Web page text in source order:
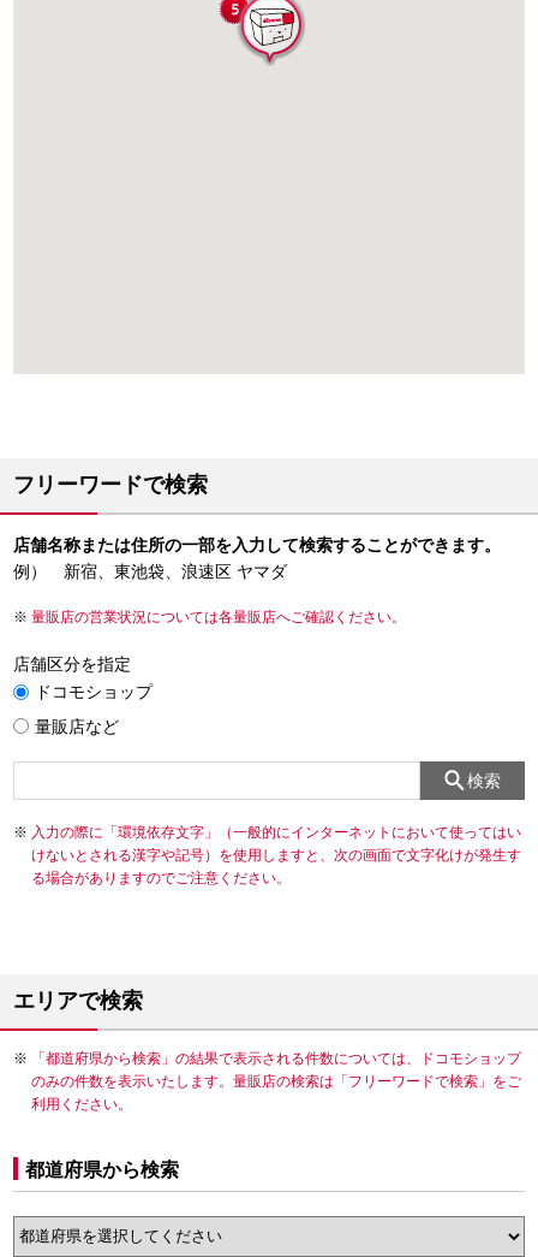
フリーワードで検索
店舗名称または住所の一部を入力して検索することができます。
例） 新宿、東池袋、浪速区 ヤマダ
量販店の営業状況については各量販店へご確認ください。
店舗区分を指定
ドコモショップ
量販店など
検索
入力の際に「環境依存文字」（一般的にインターネットにおいて使ってはい
けないとされる漢字や記号）を使用しますと、次の画面で文字化けが発生す
る場合がありますのでご注意ください。
エリアで検索
「都道府県から検索」の結果で表示される件数については、ドコモショップ
のみの件数を表示いたします。量販店の検索は「フリーワードで検索」をご
利用ください。
都道府県から検索